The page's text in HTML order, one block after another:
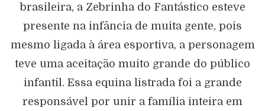
brasileira, a Zebrinha do Fantástico esteve
presente na infância de muita gente, pois
mesmo ligada à área esportiva, a personagem
teve uma aceitação muito grande do público
infantil. Essa equina listrada foi a grande
responsável por unir a família inteira em